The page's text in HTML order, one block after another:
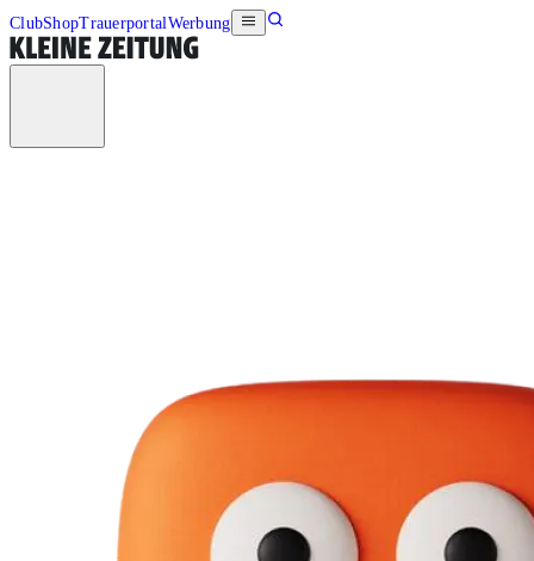
ClubShopTrauerportalWerbung